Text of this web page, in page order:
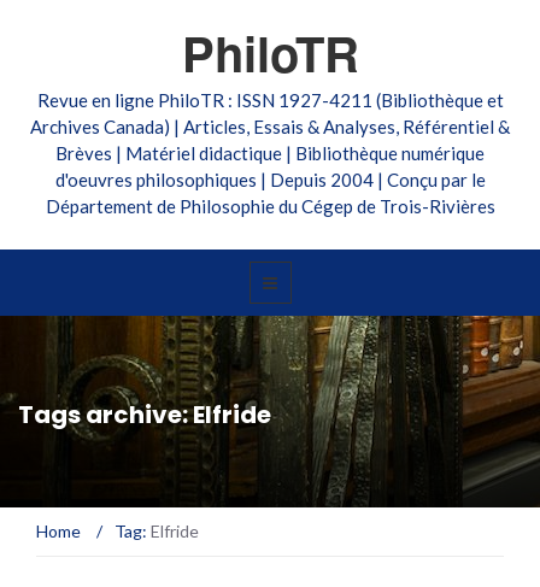
PhiloTR
Revue en ligne PhiloTR : ISSN 1927-4211 (Bibliothèque et
Archives Canada) | Articles, Essais & Analyses, Référentiel &
Brèves | Matériel didactique | Bibliothèque numérique
d'oeuvres philosophiques | Depuis 2004 | Conçu par le
Département de Philosophie du Cégep de Trois-Rivières
Tags archive: Elfride
Home / Tag: Elfride